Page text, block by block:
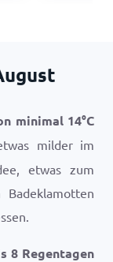
minimal 14°C
milder im
etwas zum
8 Regentagen